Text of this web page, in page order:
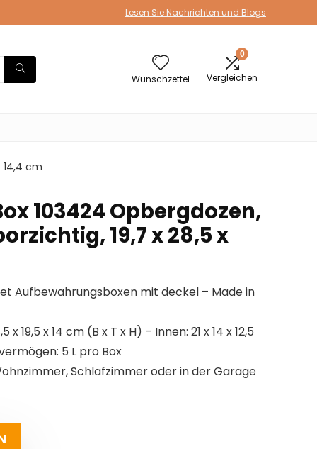
Lesen Sie Nachrichten und Blogs
Wunschzettel
0
Vergleichen
14,4 cm
103424 Opbergdozen,
19,7 x 28,5 x
Aufbewahrungsboxen mit deckel – Made in
x 19,5 x 14 cm (B x T x H) – Innen: 21 x 14 x 12,5
5 L pro Box
Schlafzimmer oder in der Garage